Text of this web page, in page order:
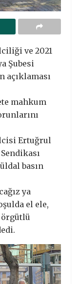
ve 2021
Şubesi
açıklaması
mahkum
Ertuğrul
basın
ya
el ele,
örgütlü